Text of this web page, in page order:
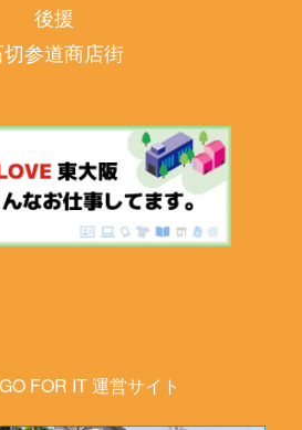
後援
参道商店街
FOR IT 運営サイト